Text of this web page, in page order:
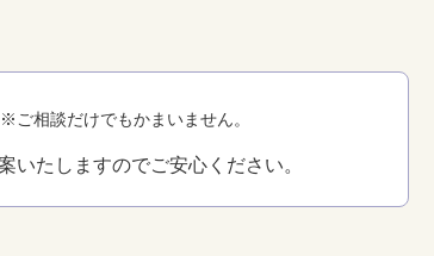
たしますのでご安心ください。
※ご相談だけでもかまいません。